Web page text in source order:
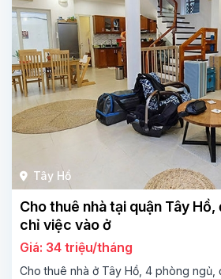
Tây Hồ
Cho thuê nhà tại quận Tây
chỉ việc vào ở
Giá: 34 triệu/tháng
Cho thuê nhà ở Tây Hồ, 4 phòng ngủ,